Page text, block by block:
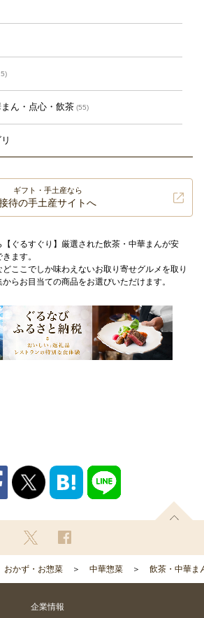
ん・点心・飲茶 (55)
ギフト・手土産なら
待の手土産サイトへ
ぐるすぐり】厳選された飲茶・中華まんが安
ます。
ここでしか味わえないお取り寄せグルメを取り
らお目当ての商品をお選びいただけます。
おかず・お惣菜 中華惣菜 飲茶・中華ま
企業情報